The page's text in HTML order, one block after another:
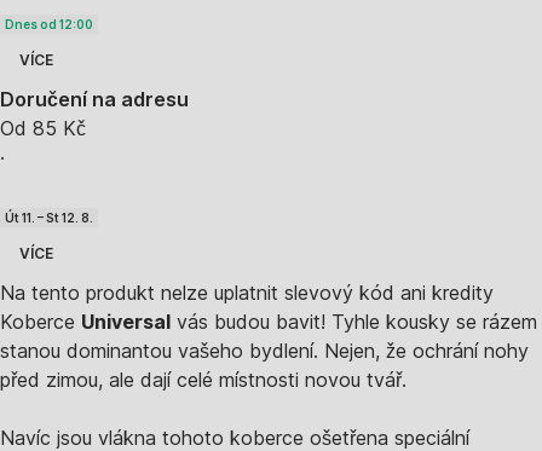
Dnes od 12:00
VÍCE
Doručení na adresu
Od 85 Kč
·
Út 11. – St 12. 8.
VÍCE
Na tento produkt nelze uplatnit slevový kód ani kredity
Koberce Universal vás budou bavit! Tyhle kousky se rázem
stanou dominantou vašeho bydlení. Nejen, že ochrání nohy
před zimou, ale dají celé místnosti novou tvář.
Navíc jsou vlákna tohoto koberce ošetřena speciální